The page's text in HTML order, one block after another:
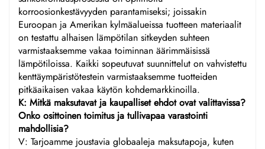
korroosionkestävyyden parantamiseksi; joissakin
Euroopan ja Amerikan kylmäalueissa tuotteen materiaalit
on testattu alhaisen lämpötilan sitkeyden suhteen
varmistaaksemme vakaa toiminnan äärimmäisissä
lämpötiloissa. Kaikki sopeutuvat suunnittelut on vahvistettu
kenttäympäristötestein varmistaaksemme tuotteiden
pitkäaikaisen vakaa käytön kohdemarkkinoilla.
K: Mitkä maksutavat ja kaupalliset ehdot ovat valittavissa?
Onko osittoinen toimitus ja tullivapaa varastointi
mahdollisia?
V: Tarjoamme joustavia globaaleja maksutapoja, kuten